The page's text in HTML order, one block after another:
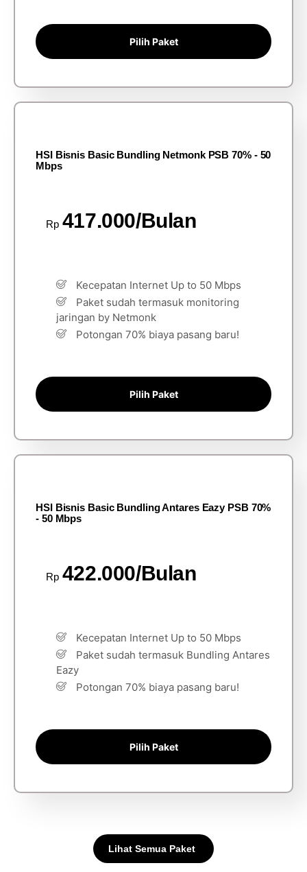
Pilih Paket
HSI Bisnis Basic Bundling Netmonk PSB 70% - 50
Mbps
Rp 417.000/Bulan
Kecepatan Internet Up to 50 Mbps
Paket sudah termasuk monitoring
jaringan by Netmonk
Potongan 70% biaya pasang baru!
Pilih Paket
HSI Bisnis Basic Bundling Antares Eazy PSB 70%
- 50 Mbps
Rp 422.000/Bulan
Kecepatan Internet Up to 50 Mbps
Paket sudah termasuk Bundling Antares
Eazy
Potongan 70% biaya pasang baru!
Pilih Paket
Lihat Semua Paket